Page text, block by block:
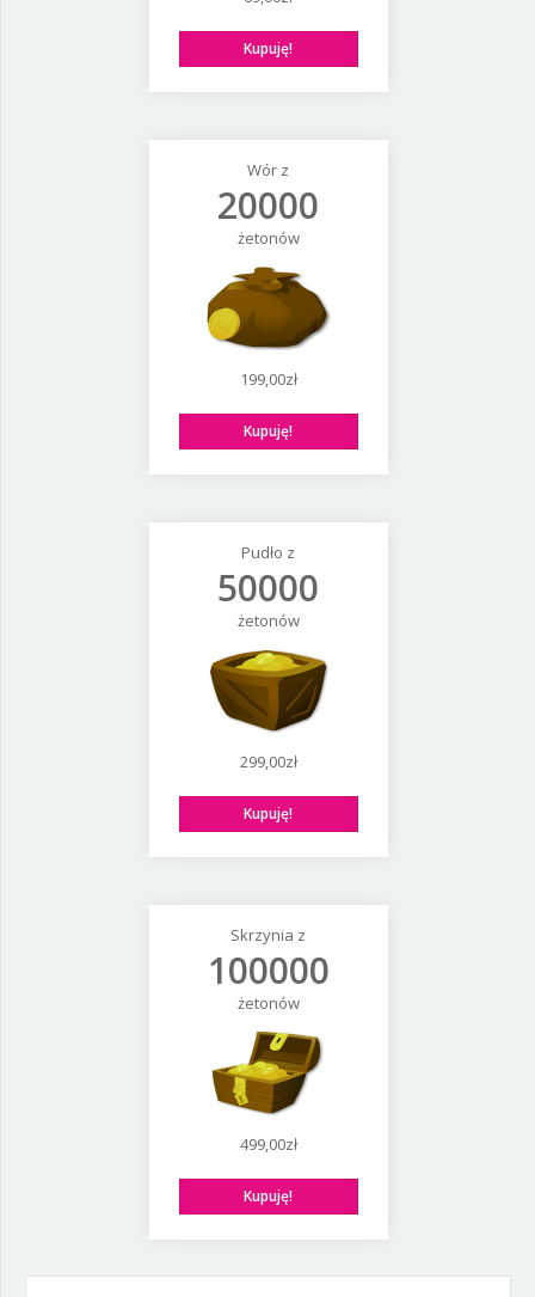
Kupuję!
Wór z
20000
żetonów
199,00zł
Kupuję!
Pudło z
50000
żetonów
299,00zł
Kupuję!
Skrzynia z
100000
żetonów
499,00zł
Kupuję!